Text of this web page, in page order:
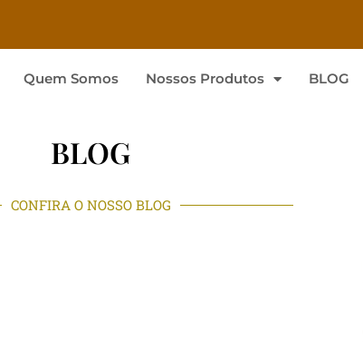
Quem Somos Nossos Produtos BLOG
BLOG
CONFIRA O NOSSO BLOG